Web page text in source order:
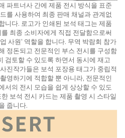
파트너사 간에 제품 전시 방식을 표준
를 사용하여 최종 판매 채널과 관계없
니다. 로고가 인쇄된 보석 태그는 제품
최종 소비자에게 직접 전달함으로써
사원’ 역할을 합니다. 무역 박람회 참가
정돈되고 전문적인 부스 전시를 구성함
검토할 수 있도록 하면서 동시에 재고
진작가들은 보석 포장용 태그가 중립적
영하기에 적합할 뿐 아니라, 전문적인
서의 전시 모습을 쉽게 상상할 수 있도
보석 전시 카드는 제품 촬영 시 스타일
줍니다.